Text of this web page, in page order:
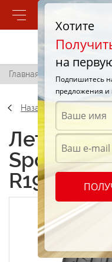
Позвонить
Главная / Dunlop SP
Назад
Летние
Sport
R19 98Y
Хотите
на
Подпишитесь
предложения и